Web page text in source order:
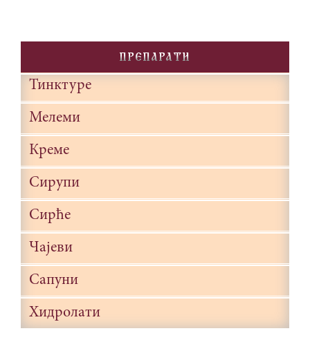
PREPARATI
Тинктуре
Мелеми
Креме
Сирупи
Сирће
Чајеви
Сапуни
Хидролати